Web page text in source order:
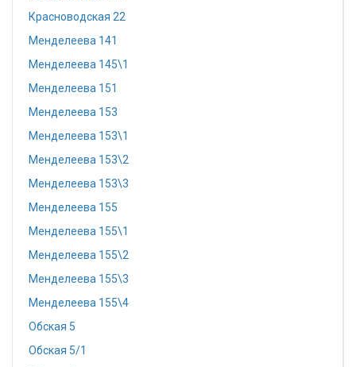
Красноводская 22
Менделеева 141
Менделеева 145\1
Менделеева 151
Менделеева 153
Менделеева 153\1
Менделеева 153\2
Менделеева 153\3
Менделеева 155
Менделеева 155\1
Менделеева 155\2
Менделеева 155\3
Менделеева 155\4
Обская 5
Обская 5/1